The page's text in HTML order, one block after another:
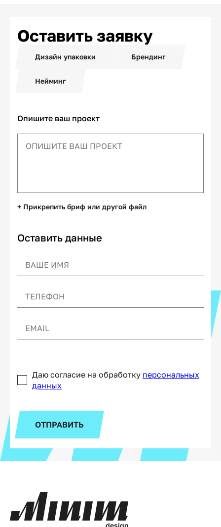
Оставить заявку
Дизайн упаковки Брендинг
Нейминг
Опишите ваш проект
+ Прикрепить бриф или другой файл
Оставить данные
Даю согласие на обработку персональных
данных
ОТПРАВИТЬ
design